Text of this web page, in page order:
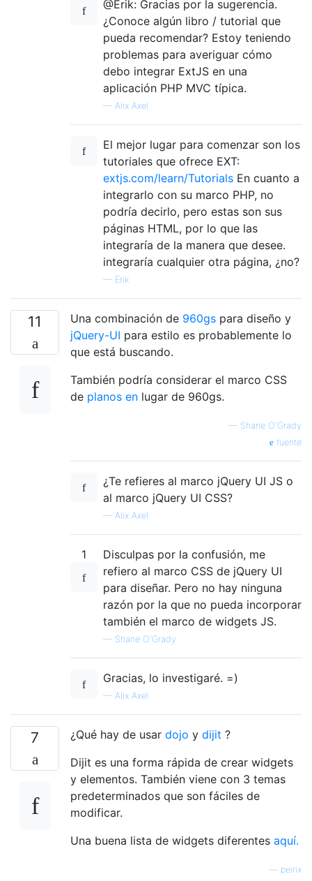
@Erik: Gracias por la sugerencia.
¿Conoce algún libro / tutorial que
pueda recomendar? Estoy teniendo
problemas para averiguar cómo
debo integrar ExtJS en una
aplicación PHP MVC típica.
— Alix Axel
El mejor lugar para comenzar son los
tutoriales que ofrece EXT:
extjs.com/learn/Tutorials En cuanto a
integrarlo con su marco PHP, no
podría decirlo, pero estas son sus
páginas HTML, por lo que las
integraría de la manera que desee.
integraría cualquier otra página, ¿no?
— Erik
11 Una combinación de 960gs para diseño y
jQuery-UI para estilo es probablemente lo
que está buscando.
También podría considerar el marco CSS
de planos en lugar de 960gs.
— Shane O'Grady
fuente
¿Te refieres al marco jQuery UI JS o
al marco jQuery UI CSS?
— Alix Axel
1
Disculpas por la confusión, me
refiero al marco CSS de jQuery UI
para diseñar. Pero no hay ninguna
razón por la que no pueda incorporar
también el marco de widgets JS.
— Shane O'Grady
Gracias, lo investigaré. =)
— Alix Axel
7 ¿Qué hay de usar dojo y dijit ?
Dijit es una forma rápida de crear widgets
y elementos. También viene con 3 temas
predeterminados que son fáciles de
modificar.
Una buena lista de widgets diferentes aquí.
peirix